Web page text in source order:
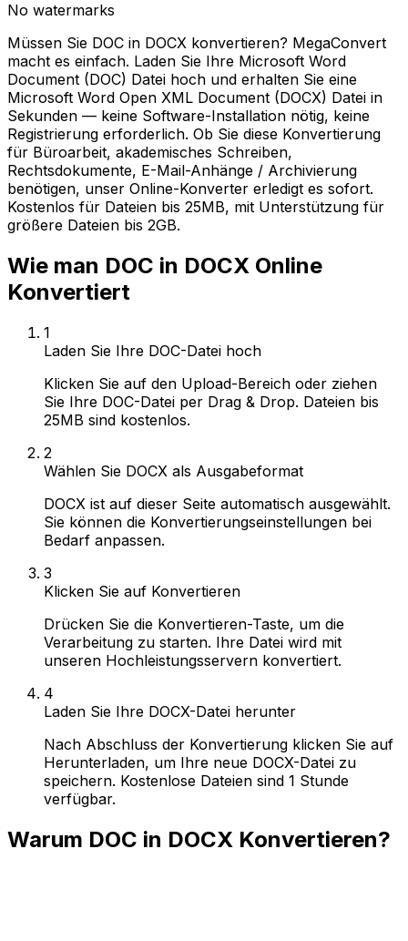
No watermarks
Müssen Sie DOC in DOCX konvertieren? MegaConvert
macht es einfach. Laden Sie Ihre Microsoft Word
Document (DOC) Datei hoch und erhalten Sie eine
Microsoft Word Open XML Document (DOCX) Datei in
Sekunden — keine Software-Installation nötig, keine
Registrierung erforderlich. Ob Sie diese Konvertierung
für Büroarbeit, akademisches Schreiben,
Rechtsdokumente, E-Mail-Anhänge / Archivierung
benötigen, unser Online-Konverter erledigt es sofort.
Kostenlos für Dateien bis 25MB, mit Unterstützung für
größere Dateien bis 2GB.
Wie man DOC in DOCX Online
Konvertiert
1
Laden Sie Ihre DOC-Datei hoch
Klicken Sie auf den Upload-Bereich oder ziehen
Sie Ihre DOC-Datei per Drag & Drop. Dateien bis
25MB sind kostenlos.
2
Wählen Sie DOCX als Ausgabeformat
DOCX ist auf dieser Seite automatisch ausgewählt.
Sie können die Konvertierungseinstellungen bei
Bedarf anpassen.
3
Klicken Sie auf Konvertieren
Drücken Sie die Konvertieren-Taste, um die
Verarbeitung zu starten. Ihre Datei wird mit
unseren Hochleistungsservern konvertiert.
4
Laden Sie Ihre DOCX-Datei herunter
Nach Abschluss der Konvertierung klicken Sie auf
Herunterladen, um Ihre neue DOCX-Datei zu
speichern. Kostenlose Dateien sind 1 Stunde
verfügbar.
Warum DOC in DOCX Konvertieren?